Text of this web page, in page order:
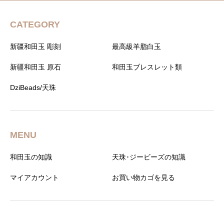
CATEGORY
新疆和田玉 彫刻 最高級羊脂白玉
新疆和田玉 原石 和田玉ブレスレット類
DziBeads/天珠
MENU
和田玉の知識 天珠･ジービーズの知識
マイアカウント お買い物カゴを見る